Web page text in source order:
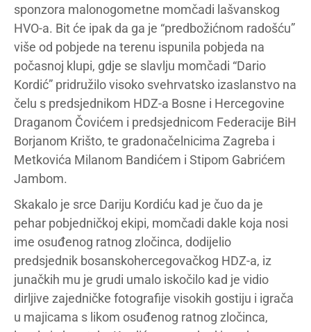
sponzora malonogometne momčadi lašvanskog
HVO-a. Bit će ipak da ga je “predbožićnom radošću”
više od pobjede na terenu ispunila pobjeda na
počasnoj klupi, gdje se slavlju momčadi “Dario
Kordić” pridružilo visoko svehrvatsko izaslanstvo na
čelu s predsjednikom HDZ-a Bosne i Hercegovine
Draganom Čovićem i predsjednicom Federacije BiH
Borjanom Krišto, te gradonačelnicima Zagreba i
Metkovića Milanom Bandićem i Stipom Gabrićem
Jambom.
Skakalo je srce Dariju Kordiću kad je čuo da je
pehar pobjedničkoj ekipi, momčadi dakle koja nosi
ime osuđenog ratnog zločinca, dodijelio
predsjednik bosanskohercegovačkog HDZ-a, iz
junačkih mu je grudi umalo iskočilo kad je vidio
dirljive zajedničke fotografije visokih gostiju i igrača
u majicama s likom osuđenog ratnog zločinca,